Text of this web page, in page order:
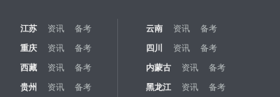
江苏 资讯 备考 云南 资讯
备考
重庆 资讯 备考 四川 资讯
备考
西藏 资讯 备考 内蒙古 资讯
备考
贵州 资讯 备考 黑龙江 资讯
备考